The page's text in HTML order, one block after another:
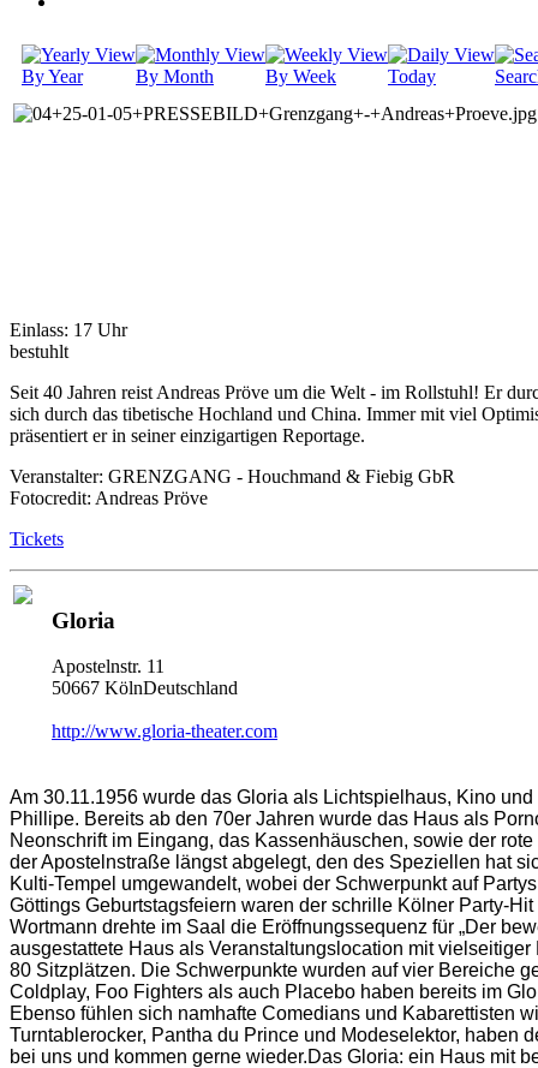
By Year By Month By Week Today
Einlass: 17 Uhr
bestuhlt
Seit 40 Jahren reist Andreas Pröve um die Welt - im Rollstuhl! Er
sich durch das tibetische Hochland und China. Immer mit viel
präsentiert er in seiner einzigartigen Reportage.
Veranstalter: GRENZGANG - Houchmand & Fiebig GbR
Fotocredit: Andreas Pröve
Tickets
Gloria
Apostelnstr. 11
50667 KölnDeutschland
http://www.gloria-theater.com
Am 30.11.1956 wurde das Gloria als Lichtspielhaus, Kino
Phillipe. Bereits ab den 70er Jahren wurde das Haus als
Neonschrift im Eingang, das Kassenhäuschen, sowie der
der Apostelnstraße längst abgelegt, den des Speziellen hat
Kulti-Tempel umgewandelt, wobei der Schwerpunkt auf
Göttings Geburtstagsfeiern waren der schrille Kölner Party-
Wortmann drehte im Saal die Eröffnungssequenz für „Der
ausgestattete Haus als Veranstaltungslocation mit
80 Sitzplätzen. Die Schwerpunkte wurden auf vier Bereiche
Coldplay, Foo Fighters als auch Placebo haben bereits im
Ebenso fühlen sich namhafte Comedians und Kabarettisten
Turntablerocker, Pantha du Prince und Modeselektor, haben
bei uns und kommen gerne wieder.Das Gloria: ein Haus mit